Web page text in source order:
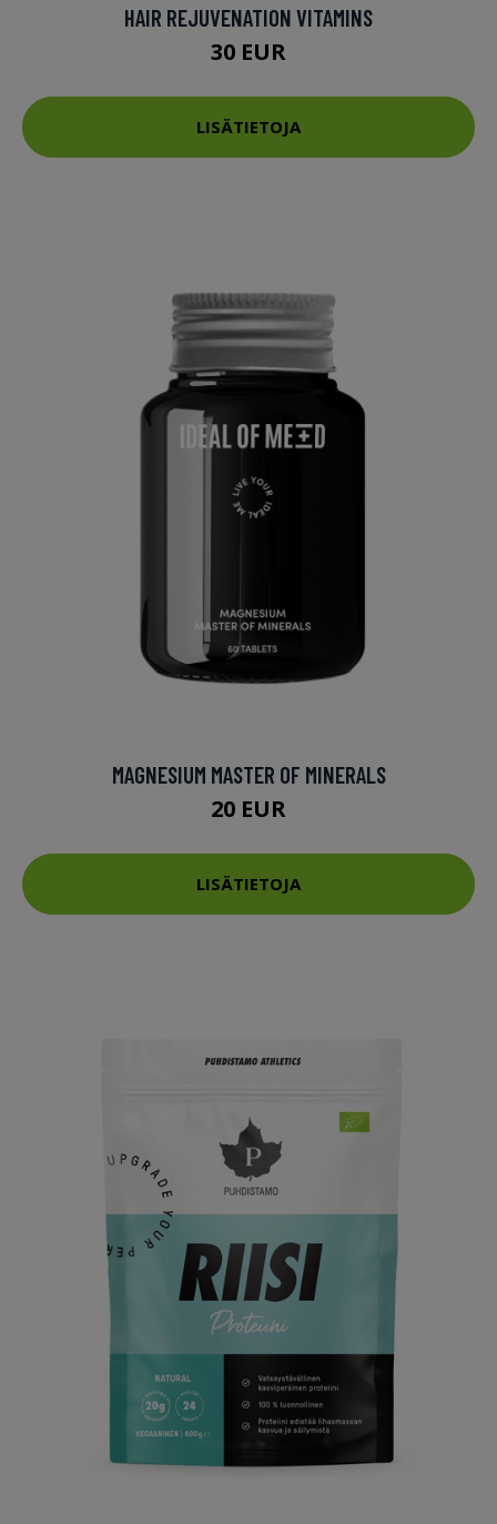
HAIR REJUVENATION VITAMINS
30 EUR
LISÄTIETOJA
MAGNESIUM MASTER OF MINERALS
20 EUR
LISÄTIETOJA